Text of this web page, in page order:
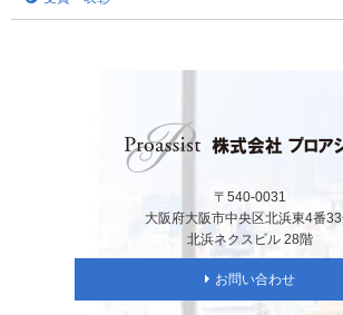
〒540-0031
大阪府大阪市中央区北浜東4番
北浜ネクスビル 28階
お問い合わせ